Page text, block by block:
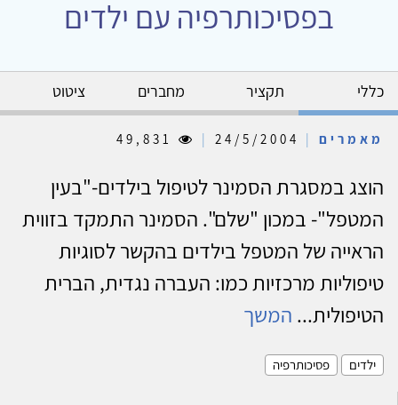
בפסיכותרפיה עם ילדים
כללי תקציר מחברים ציטוט
מאמרים |
|
הוצג במסגרת הסמינר לטיפול בילדים-"בעין
המטפל"- במכון "שלם". הסמינר התמקד בזווית
הראייה של המטפל בילדים בהקשר לסוגיות
טיפוליות מרכזיות כמו: העברה נגדית, הברית
הטיפולית... המשך
ילדים פסיכותרפיה